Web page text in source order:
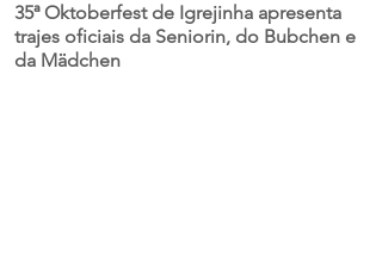
35ª Oktoberfest de Igrejinha apresenta
trajes oficiais da Seniorin, do Bubchen e
da Mädchen